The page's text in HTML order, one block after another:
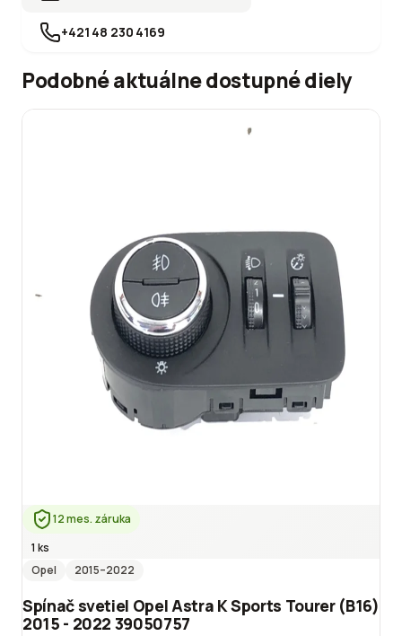
+421 48 230 4169
Podobné aktuálne dostupné diely
12 mes. záruka
1 ks
Opel
2015–2022
Spínač svetiel Opel Astra K Sports Tourer (B16)
2015 - 2022 39050757